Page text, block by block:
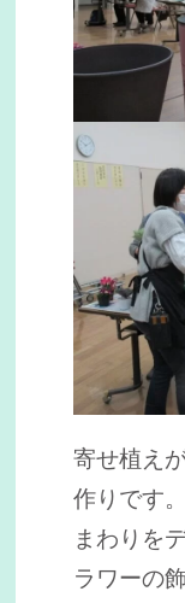
寄せ植え
作りです
まわりを
ラワーの